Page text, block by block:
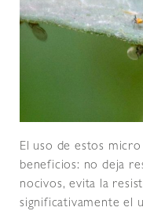
El uso de estos
beneficios: no deja
nocivos, evita la
significativamente el